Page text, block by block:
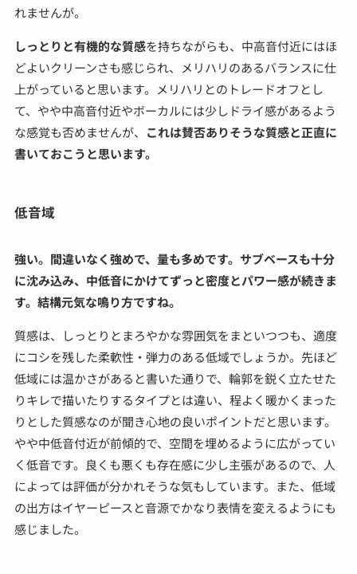
れませんが。
しっとりと有機的な質感を持ちながらも、中高音付近にはほ
どよいクリーンさも感じられ、メリハリのあるバランスに仕
上がっていると思います。メリハリとのトレードオフとし
て、やや中高音付近やボーカルには少しドライ感があるよう
な感覚も否めませんが、 これは賛否ありそうな質感と正直に
書いておこうと思います。
低音域
強い。間違いなく強めで、量も多めです。サブベースも十分
に沈み込み、中低音にかけてずっと密度とパワー感が続きま
す。結構元気な鳴り方ですね。
質感は、しっとりとまろやかな雰囲気をまといつつも、適度
にコシを残した柔軟性・弾力のある低域でしょうか。先ほど
低域には温かさがあると書いた通りで、輪郭を鋭く立たせた
りキレで描いたりするタイプとは違い、程よく暖かくまった
りとした質感なのが聞き心地の良いポイントだと思います。
やや中低音付近が前傾的で、空間を埋めるように広がってい
く低音です。良くも悪くも存在感に少し主張があるので、人
によっては評価が分かれそうな気もしています。また、低域
の出方はイヤーピースと音源でかなり表情を変えるようにも
感じました。